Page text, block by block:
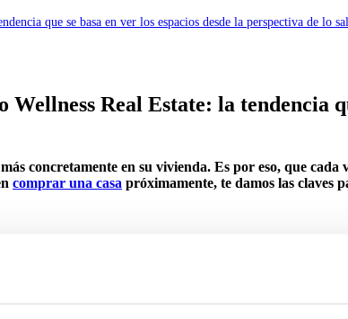
que se basa en ver los espacios desde la perspectiva de lo
Real Estate: la tendencia
concretamente en su vivienda. Es por eso, que cada
comprar una casa próximamente, te damos las claves
por ti las mejores condiciones para tu hipoteca